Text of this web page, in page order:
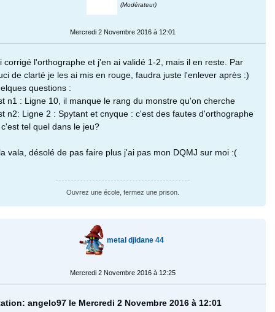
(Modérateur)
Mercredi 2 Novembre 2016 à 12:01
corrigé l'orthographe et j'en ai validé 1-2, mais il en reste. Par
de clarté je les ai mis en rouge, faudra juste l'enlever après :)
questions :
n1 : Ligne 10, il manque le rang du monstre qu'on cherche
n2: Ligne 2 : Spytant et cnyque : c'est des fautes d'orthographe
tel quel dans le jeu?
vala, désolé de pas faire plus j'ai pas mon DQMJ sur moi :(
Ouvrez une école, fermez une prison.
metal djidane 44
Mercredi 2 Novembre 2016 à 12:25
angelo97 le Mercredi 2 Novembre 2016 à 12:01